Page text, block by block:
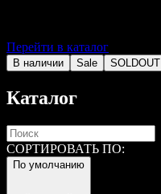
Перейти в каталог
В наличии Sale SOLDOUT
Каталог
СОРТИРОВАТЬ ПО:
По умолчанию